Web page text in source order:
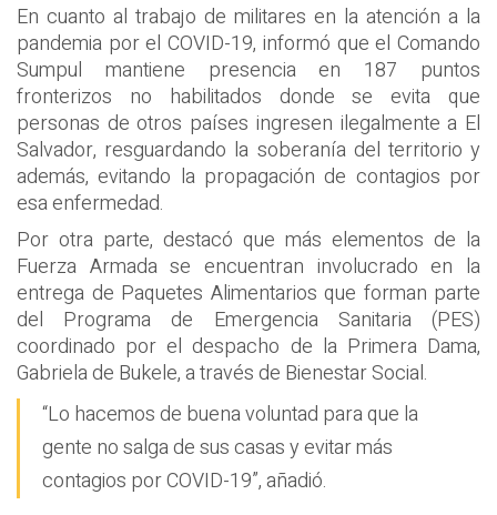
En cuanto al trabajo de militares en la atención a la
pandemia por el COVID-19, informó que el Comando
Sumpul mantiene presencia en 187 puntos
fronterizos no habilitados donde se evita que
personas de otros países ingresen ilegalmente a El
Salvador, resguardando la soberanía del territorio y
además, evitando la propagación de contagios por
esa enfermedad.
Por otra parte, destacó que más elementos de la
Fuerza Armada se encuentran involucrado en la
entrega de Paquetes Alimentarios que forman parte
del Programa de Emergencia Sanitaria (PES)
coordinado por el despacho de la Primera Dama,
Gabriela de Bukele, a través de Bienestar Social.
“Lo hacemos de buena voluntad para que la
gente no salga de sus casas y evitar más
contagios por COVID-19”, añadió.